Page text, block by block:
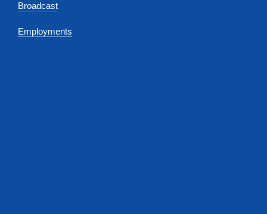
Broadcast
Employments